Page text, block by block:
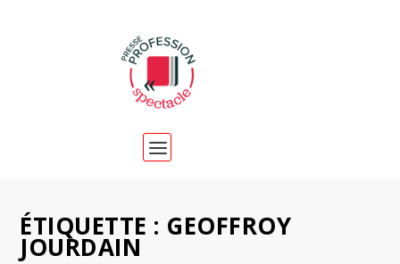
ÉTIQUETTE : GEOFFROY
JOURDAIN